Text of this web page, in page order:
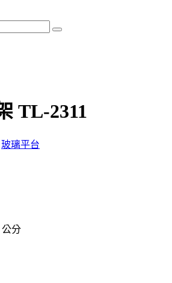
TL-2311
玻璃平台
公分